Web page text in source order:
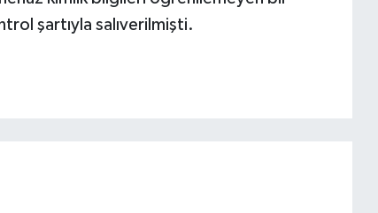
şartıyla salıverilmişti.